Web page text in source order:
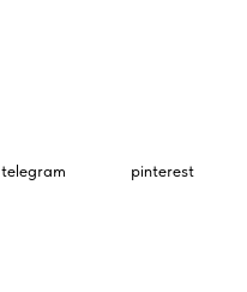
telegram pinterest